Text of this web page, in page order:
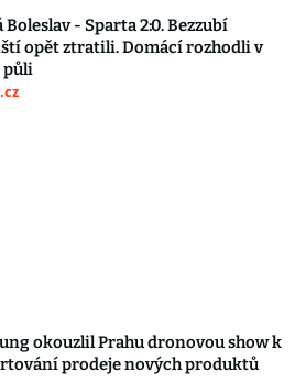
Boleslav - Sparta 2:0. Bezzubí
opět ztratili. Domácí rozhodli v
okouzlil Prahu dronovou show k
prodeje nových produktů